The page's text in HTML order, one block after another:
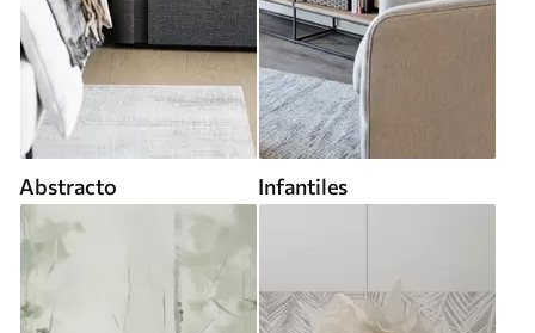
Abstracto Infantiles